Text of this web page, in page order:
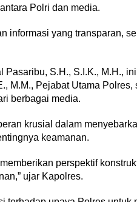
Polri dan media.
informasi yang transparan,
S.H., S.I.K., M.H.,
M.M., Pejabat Utama Polres,
berbagai media.
krusial dalam
keamanan.
perspektif
ujar Kapolres.